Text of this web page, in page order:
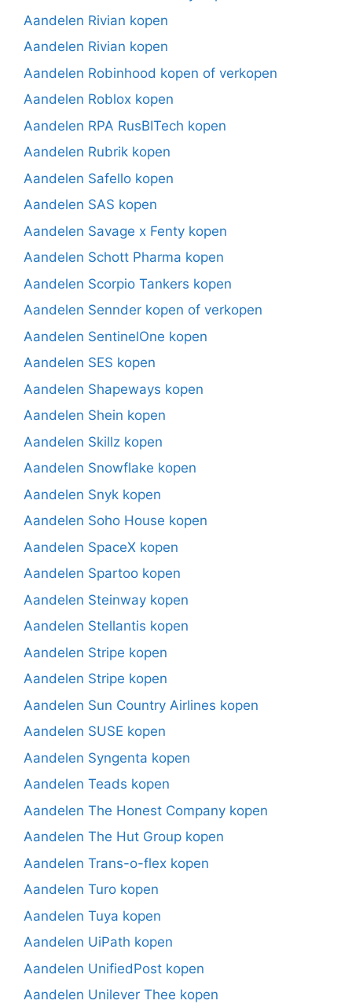
Aandelen Rivian kopen
Aandelen Rivian kopen
Aandelen Robinhood kopen of verkopen
Aandelen Roblox kopen
Aandelen RPA RusBITech kopen
Aandelen Rubrik kopen
Aandelen Safello kopen
Aandelen SAS kopen
Aandelen Savage x Fenty kopen
Aandelen Schott Pharma kopen
Aandelen Scorpio Tankers kopen
Aandelen Sennder kopen of verkopen
Aandelen SentinelOne kopen
Aandelen SES kopen
Aandelen Shapeways kopen
Aandelen Shein kopen
Aandelen Skillz kopen
Aandelen Snowflake kopen
Aandelen Snyk kopen
Aandelen Soho House kopen
Aandelen SpaceX kopen
Aandelen Spartoo kopen
Aandelen Steinway kopen
Aandelen Stellantis kopen
Aandelen Stripe kopen
Aandelen Stripe kopen
Aandelen Sun Country Airlines kopen
Aandelen SUSE kopen
Aandelen Syngenta kopen
Aandelen Teads kopen
Aandelen The Honest Company kopen
Aandelen The Hut Group kopen
Aandelen Trans-o-flex kopen
Aandelen Turo kopen
Aandelen Tuya kopen
Aandelen UiPath kopen
Aandelen UnifiedPost kopen
Aandelen Unilever Thee kopen